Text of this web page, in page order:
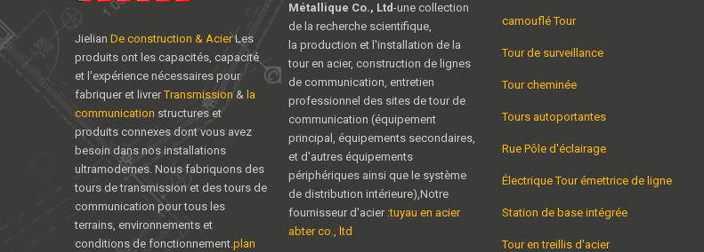
Jielian De construction & AcierLes
produits ont les capacités, capacité
et l'expérience nécessaires pour
fabriquer et livrerTransmission & la
communication structures et
produits connexes dont vous avez
besoin dans nos installations
ultramodernes. Nous fabriquons des
tours de transmission et des tours de
communication pour tous les
terrains, environnements et
conditions de fonctionnement.plan
Métallique Co., Ltd-une collection
de la recherche scientifique,
la production et l'installation de la
tour en acier, construction de lignes
de communication, entretien
professionnel des sites de tour de
communication (équipement
principal, équipements secondaires,
et d'autres équipements
périphériques ainsi que le système
de distribution intérieure),Notre
fournisseur d'acier :tuyau en acier
abter co., ltd
camouflé Tour
Tour de surveillance
Tour cheminée
Tours autoportantes
Rue Pôle d'éclairage
Électrique Tour émettrice de ligne
Station de base intégrée
Tour en treillis d'acier